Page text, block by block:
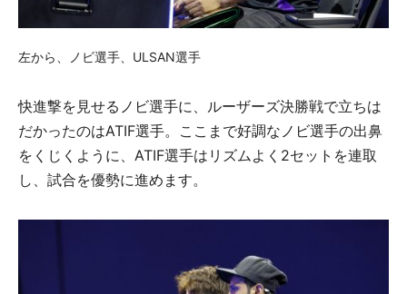
左から、ノビ選手、ULSAN選手
快進撃を見せるノビ選手に、ルーザーズ決勝戦で立ちは
だかったのはATIF選手。ここまで好調なノビ選手の出鼻
をくじくように、ATIF選手はリズムよく2セットを連取
し、試合を優勢に進めます。